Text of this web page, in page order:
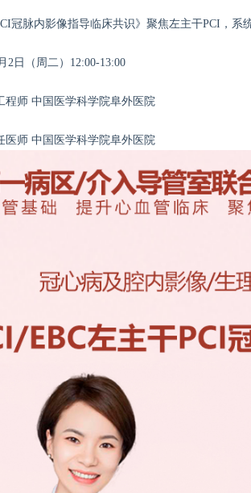
冠脉内影像指导临床共识》聚焦左主干PCI，
2日（周二）12:00-13:00
程师 中国医学科学院阜外医院
医师 中国医学科学院阜外医院